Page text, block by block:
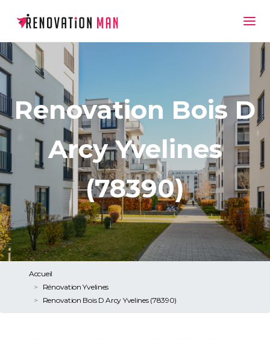
Renovation Bois D
Arcy Yvelines
(78390)
Accueil
Rénovation Yvelines
Renovation Bois D Arcy Yvelines (78390)